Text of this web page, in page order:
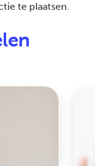
te plaatsen.